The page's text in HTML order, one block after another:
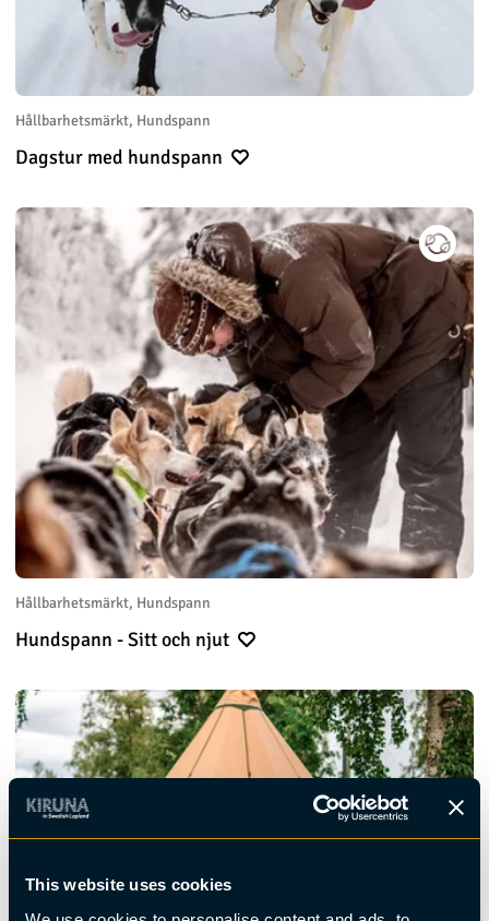
This website uses cookies
Hållbarhetsmärkt, Hundspann
Dagstur med hundspann
Hållbarhetsmärkt, Hundspann
Hundspann - Sitt och njut